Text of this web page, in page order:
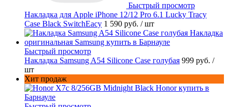
Быстрый просмотр
Накладка для Apple iPhone 12/12 Pro 6.1 Lucky Tracy
Case Black SwitchEacy 1 590 руб. / шт
Быстрый просмотр
Накладка Samsung A54 Silicone Case голубая 999 руб. /
шт
Хит продаж